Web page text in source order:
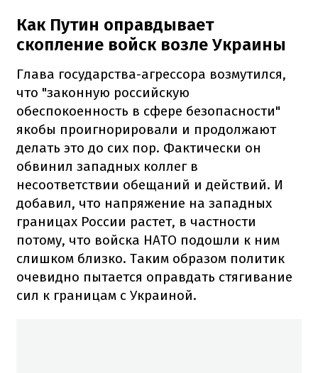
Как Путин оправдывает
скопление войск возле Украины
Глава государства-агрессора возмутился,
что "законную российскую
обеспокоенность в сфере безопасности"
якобы проигнорировали и продолжают
делать это до сих пор. Фактически он
обвинил западных коллег в
несоответствии обещаний и действий. И
добавил, что напряжение на западных
границах России растет, в частности
потому, что войска НАТО подошли к ним
слишком близко. Таким образом политик
очевидно пытается оправдать стягивание
сил к границам с Украиной.